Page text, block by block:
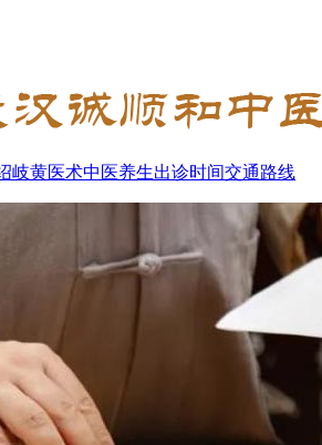
岐黄医术中医养生出诊时间交通路线